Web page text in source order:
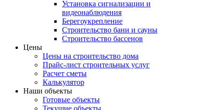
Установка сигнализации и
видеонаблюдения
Берегоукрепление
Строительство бани и сауны
Строительство бассенов
Цены
Цены на строительство дома
Прайс-лист строительных услуг
Расчет сметы
Калькулятор
Наши объекты
Готовые объекты
Текущие объекты